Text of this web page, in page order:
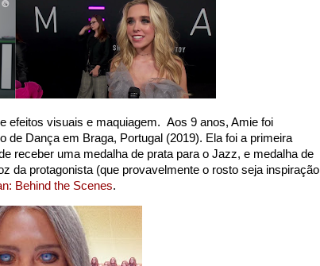
efeitos visuais e maquiagem. Aos 9 anos, Amie foi
de Dança em Braga, Portugal (2019). Ela foi a primeira
receber uma medalha de prata para o Jazz, e medalha de
da protagonista (que provavelmente o rosto seja inspiração
Behind the Scenes.